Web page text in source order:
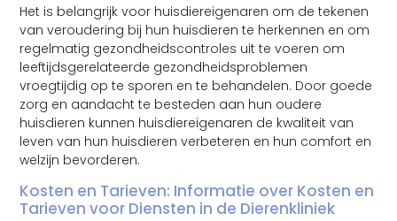
Het is belangrijk voor huisdiereigenaren om de tekenen
van veroudering bij hun huisdieren te herkennen en om
regelmatig gezondheidscontroles uit te voeren om
leeftijdsgerelateerde gezondheidsproblemen
vroegtijdig op te sporen en te behandelen. Door goede
zorg en aandacht te besteden aan hun oudere
huisdieren kunnen huisdiereigenaren de kwaliteit van
leven van hun huisdieren verbeteren en hun comfort en
welzijn bevorderen.
Kosten en Tarieven: Informatie over Kosten en
Tarieven voor Diensten in de Dierenkliniek